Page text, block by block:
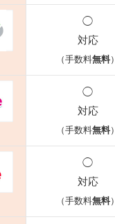
◯
対応
（手数料無料）
◯
対応
（手数料無料）
◯
対応
（手数料無料）